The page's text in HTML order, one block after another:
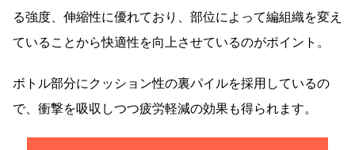
る強度、伸縮性に優れており、部位によって編組織を変え
ていることから快適性を向上させているのがポイント。
ボトル部分にクッション性の裏パイルを採用しているの
で、衝撃を吸収しつつ疲労軽減の効果も得られます。